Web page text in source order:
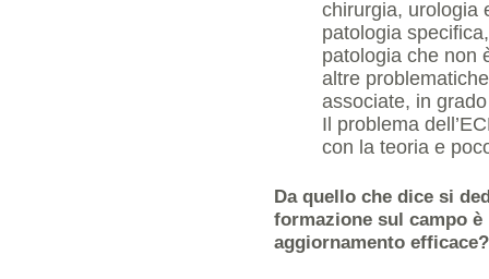
chirurgia, urologia
patologia
patologia che non
altre
associate, in
Il problema
con la teoria e
Da quello che dice si
formazione sul campo
aggiornamento efficace?